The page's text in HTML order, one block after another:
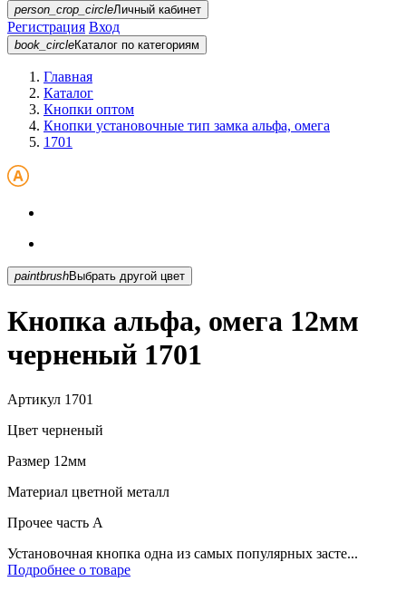
person_crop_circleЛичный кабинет
Регистрация Вход
book_circleКаталог по категориям
Главная
Каталог
Кнопки оптом
Кнопки установочные тип замка альфа, омега
1701
paintbrush Выбрать другой цвет
Кнопка альфа, омега 12мм
черненый 1701
Артикул 1701
Цвет черненый
Размер 12мм
Материал цветной металл
Прочее часть A
Установочная кнопка одна из самых популярных засте...
Подробнее о товаре